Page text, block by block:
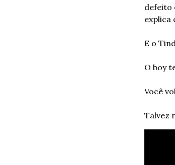
defeito
explica
E o
O boy
Você
Talvez